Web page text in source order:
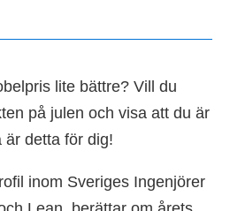
lite bättre? Vill du
på julen och visa att du är
är detta för dig!
inom Sveriges Ingenjörer